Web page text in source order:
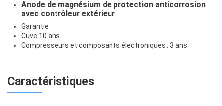
Anode de magnésium de protection anticorrosion
avec contrôleur extérieur
Garantie :
Cuve 10 ans
Compresseurs et composants électroniques : 3 ans
Caractéristiques